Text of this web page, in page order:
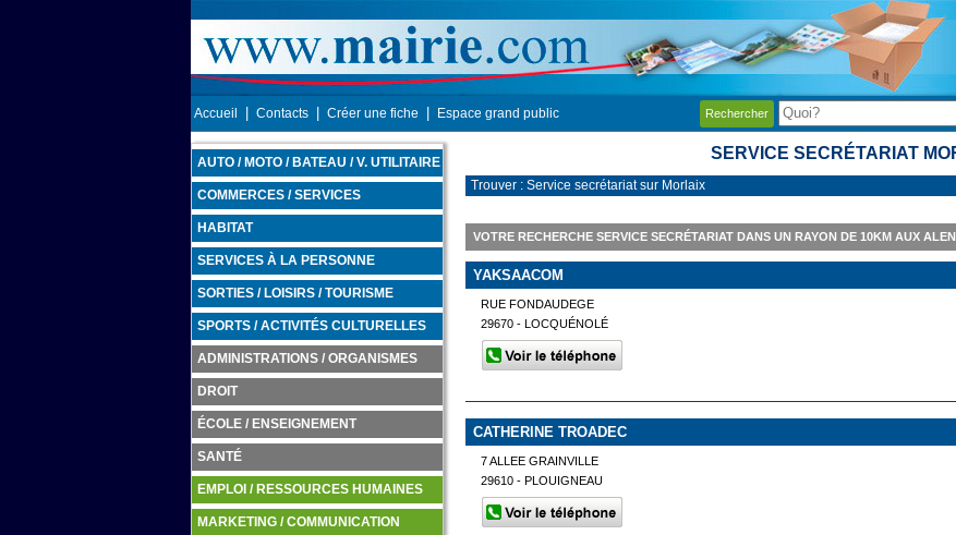
Accueil Contacts Créer une fiche Espace grand public Rechercher
AUTO / MOTO / BATEAU / V. UTILITAIRE
COMMERCES / SERVICES
HABITAT
SERVICES À LA PERSONNE
SORTIES / LOISIRS / TOURISME
SPORTS / ACTIVITÉS CULTURELLES
ADMINISTRATIONS / ORGANISMES
DROIT
ÉCOLE / ENSEIGNEMENT
SANTÉ
EMPLOI / RESSOURCES HUMAINES
MARKETING / COMMUNICATION
SERVICE SECRÉTARIAT
Trouver : Service secrétariat sur Morlaix
VOTRE RECHERCHE SERVICE SECRÉTARIAT DANS UN RAYON DE 10KM AUX
YAKSAACOM
RUE FONDAUDEGE
29670 - LOCQUÉNOLÉ
CATHERINE TROADEC
7 ALLEE GRAINVILLE
29610 - PLOUIGNEAU